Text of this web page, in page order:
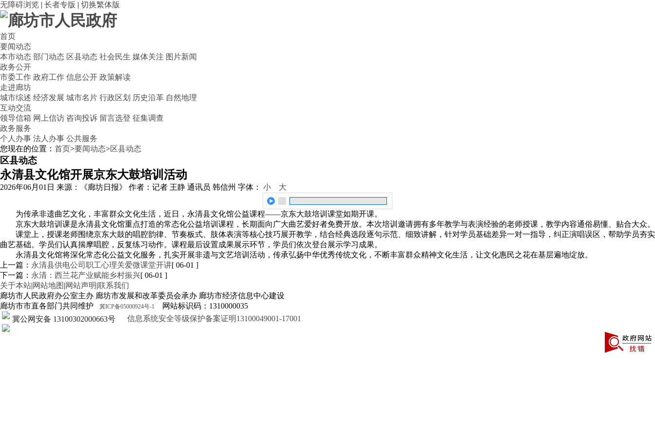
无障碍浏览 | 长者专版 | 切换繁体版
首页
要闻动态
本市动态 部门动态 区县动态 社会民生 媒体关注 图片新闻
政务公开
市委工作 政府工作 信息公开 政策解读
走进廊坊
城市综述 经济发展 城市名片 行政区划 历史沿革 自然地理
互动交流
领导信箱 网上信访 咨询投诉 留言选登 征集调查
政务服务
个人办事 法人办事 公共服务
您现在的位置： 首页>要闻动态>区县动态
区县动态
永清县文化馆开展京东大鼓培训活动
2026年06月01日 来源：《廊坊日报》 作者：记者 王静 通讯员 韩信州 字体： 小 大
为传承非遗曲艺文化，丰富群众文化生活，近日，永清县文化馆公益课程——京东大鼓培训课堂如期开课。
京东大鼓培训课是永清县文化馆重点打造的常态化公益培训课程，长期面向广大曲艺爱好者免费开放。本次培训邀请拥有多年教学与表演经验的老师授课，教学内容通俗易懂、贴合大众。
课堂上，授课老师围绕京东大鼓的唱腔韵律、节奏板式、肢体表演等核心技巧展开教学，结合经典选段逐句示范、细致讲解，针对学员基础差异一对一指导，纠正演唱误区，帮助学员夯实
曲艺基础。学员们认真揣摩唱腔，反复练习动作。课程最后设置成果展示环节，学员们依次登台展示学习成果。
永清县文化馆将深化常态化公益文化服务，扎实开展非遗与文艺培训活动，传承弘扬中华优秀传统文化，不断丰富群众精神文化生活，让文化惠民之花在基层遍地绽放。
上一篇： 永清县供电公司职工心理关爱微课堂开讲[ 06-01 ]
下一篇： 永清：西兰花产业赋能乡村振兴[ 06-01 ]
关于本站|网站地图 |网站声明|联系我们
廊坊市人民政府办公室主办 廊坊市发展和改革委员会承办 廊坊市经济信息中心建设
廊坊市市直各部门共同维护
冀ICP备05000924号-1
网站标识码：1310000035
冀公网安备 13100302000663号
信息系统安全等级保护备案证明13100049001-17001